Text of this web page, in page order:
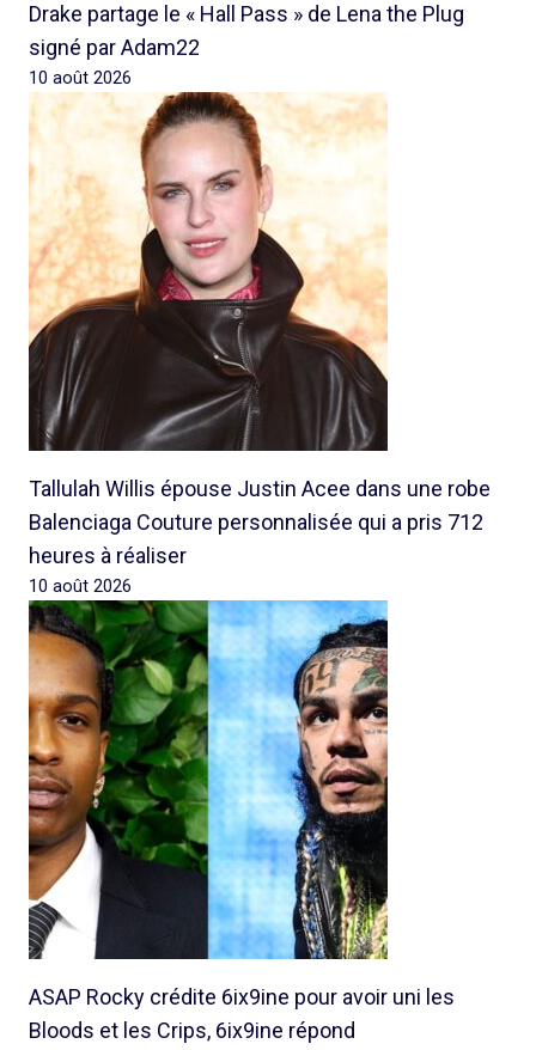
Drake partage le « Hall Pass » de Lena the Plug
signé par Adam22
10 août 2026
Tallulah Willis épouse Justin Acee dans une robe
Balenciaga Couture personnalisée qui a pris 712
heures à réaliser
10 août 2026
ASAP Rocky crédite 6ix9ine pour avoir uni les
Bloods et les Crips, 6ix9ine répond